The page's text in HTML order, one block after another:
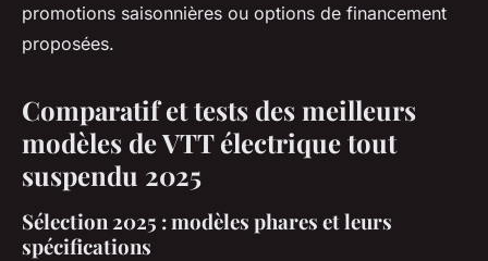
promotions saisonnières ou options de financement
proposées.
Comparatif et tests des meilleurs
modèles de VTT électrique tout
suspendu 2025
Sélection 2025 : modèles phares et leurs
spécifications